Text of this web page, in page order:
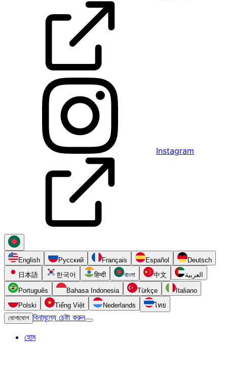
Instagram
English Русский Français Español
Deutsch
日本語
한국어 हिन्दी বাংলা 中文 العربية
Português Bahasa Indonesia Türkçe
Italiano
Polski
Tiếng Việt Nederlands
ไทย
যোগাযোগ বিনামূল্যে চেষ্টা করুন
হোম